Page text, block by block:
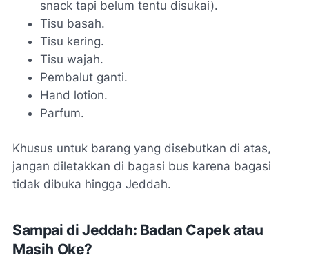
snack tapi belum tentu disukai).
Tisu basah.
Tisu kering.
Tisu wajah.
Pembalut ganti.
Hand lotion.
Parfum.
Khusus untuk barang yang disebutkan di atas,
jangan diletakkan di bagasi bus karena bagasi
tidak dibuka hingga Jeddah.
Sampai di Jeddah: Badan Capek atau
Masih Oke?